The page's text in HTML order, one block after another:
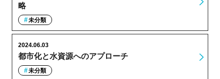
略
未分類
都市化と水資源へのアプローチ
2024.06.03
未分類